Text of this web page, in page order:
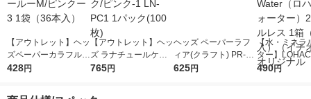
【アウトレット】ヘッ
ズペーパーカラフルフ
ルリールーM/ピンク
428円
【アウトレット】ヘッ
ズ ラナチュールケー
キピック/ピンク-1 LN
765円
ヘッズ ペーパーラフ
ィア(クラフト) PR-KF
1巻
625円
【水・ミネラ
ター】
r（ロハコウ
490円